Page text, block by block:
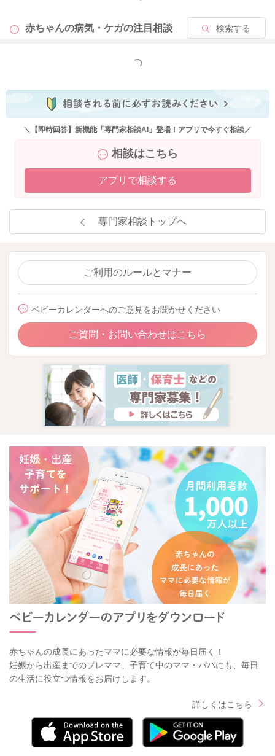
赤ちゃんの病気・ケガの注目相談 検索する
もっと見る
＼【即時回答】新機能「専門家相談AI」登場！アプリで今すぐ相談／
相談はこちら
アプリで相談する
専門家相談トップへ
ご利用のルールとマナー
ベビーカレンダーへのご意見をお聞かせください
ご質問・お問い合わせはこちら
赤ちゃんの成長にあったママに必要な情報が毎日届く！
妊娠から出産までのプレママ、子育て中のママ・パパにも、毎日
の生活に役立つ情報をお届けします。
詳しくはこちら